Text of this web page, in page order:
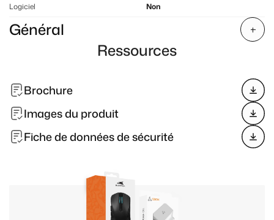
Logiciel
Non
Général
Ressources
Brochure
Images du produit
Fiche de données de sécurité